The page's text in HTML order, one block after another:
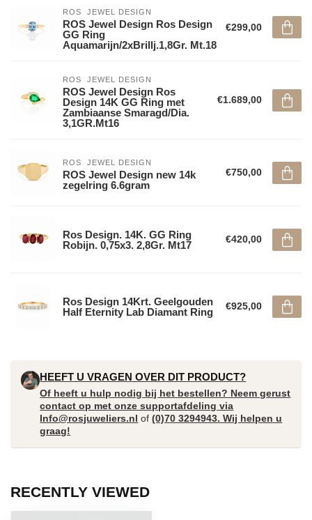
ROS  JEWEL DESIGN
ROS Jewel Design Ros Design
GG Ring
Aquamarijn/2xBrillj.1,8Gr. Mt.18
€299,00
ROS  JEWEL DESIGN
ROS Jewel Design Ros
Design 14K GG Ring met
Zambiaanse Smaragd/Dia.
3,1GR.Mt16
€1.689,00
ROS  JEWEL DESIGN
ROS Jewel Design new 14k
zegelring 6.6gram
€750,00
Ros Design. 14K. GG Ring
Robijn. 0,75x3. 2,8Gr. Mt17
€420,00
Ros Design 14Krt. Geelgouden
Half Eternity Lab Diamant Ring
€925,00
HEEFT U VRAGEN OVER DIT PRODUCT?
Of heeft u hulp nodig bij het bestellen? Neem gerust
contact op met onze supportafdeling via
Info@rosjuweliers.nl of(0)70 3294943. Wij helpen u
graag!
RECENTLY VIEWED